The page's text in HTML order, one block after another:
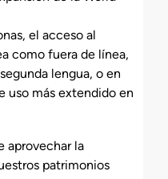
el acceso al
como fuera de línea,
lengua, o en
uso más extendido en
aprovechar la
patrimonios